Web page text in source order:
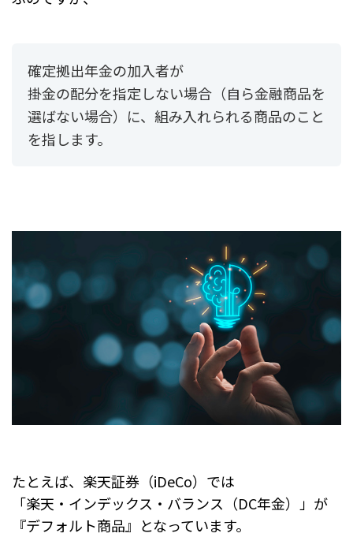
確定拠出年金の加入者が
掛金の配分を指定しない場合（自ら金融商品を
選ばない場合）に、 組み入れられる商品のこと
を指します。
たとえば、楽天証券（iDeCo）では
「楽天・インデックス・バランス（DC年金）」が
『デフォルト商品』となっています。